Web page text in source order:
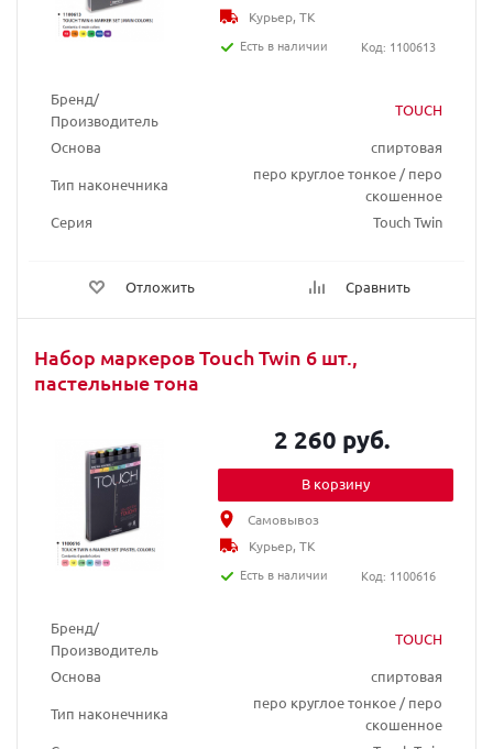
Бренд/
Производитель
TOUCH
Основа
спиртовая
Тип наконечника
перо круглое тонкое / перо
скошенное
Серия
Touch Twin
Отложить Сравнить
Курьер, ТК
Есть в наличии
Код: 1100613
Набор маркеров Touch Twin 6 шт.,
пастельные тона
Бренд/
Производитель
TOUCH
Основа
спиртовая
Тип наконечника
перо круглое тонкое / перо
скошенное
2 260 руб.
В корзину
Самовывоз
Курьер, ТК
Есть в наличии
Код: 1100616